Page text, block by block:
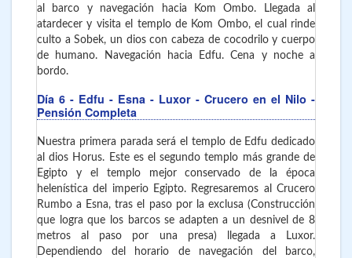
al barco y navegación hacia Kom Ombo. Llegada al
atardecer y visita el templo de Kom Ombo, el cual rinde
culto a Sobek, un dios con cabeza de cocodrilo y cuerpo
de humano. Navegación hacia Edfu. Cena y noche a
bordo.
Día 6 - Edfu - Esna - Luxor - Crucero en el Nilo -
Pensión Completa
Nuestra primera parada será el templo de Edfu dedicado
al dios Horus. Este es el segundo templo más grande de
Egipto y el templo mejor conservado de la época
helenística del imperio Egipto. Regresaremos al Crucero
Rumbo a Esna, tras el paso por la exclusa (Construcción
que logra que los barcos se adapten a un desnivel de 8
metros al paso por una presa) llegada a Luxor.
Dependiendo del horario de navegación del barco,